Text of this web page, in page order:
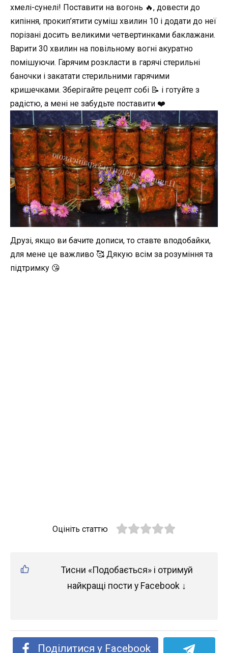
хмелі-сунелі! Поставити на вогонь 🔥, довести до
кипіння, прокип’ятити суміш хвилин 10 і додати до неї
порізані досить великими четвертинками баклажани.
Варити 30 хвилин на повільному вогні акуратно
помішуючи. Гарячим розкласти в гарячі стерильні
баночки і закатати стерильними гарячими
кришечками. Зберігайте рецепт собі 📝 і готуйте з
радістю, а мені не забудьте поставити ❤️
Друзі, якщо ви бачите дописи, то ставте вподобайки,
для мене це важливо 🥰 Дякую всім за розуміння та
підтримку 😘
Оцініть статтю
Тисни «Подобається» і отримуй
найкращі пости у Facebook ↓
Поділитися у Facebook